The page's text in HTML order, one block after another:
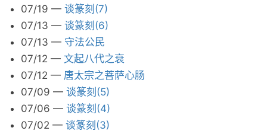
07/19 — 谈篆刻(7)
07/13 — 谈篆刻(6)
07/13 — 守法公民
07/12 — 文起八代之衰
07/12 — 唐太宗之菩萨心肠
07/09 — 谈篆刻(5)
07/06 — 谈篆刻(4)
07/02 — 谈篆刻(3)